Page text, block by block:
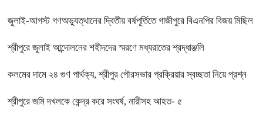
জুলাই-আগস্ট গণঅভ্যুত্থানের দ্বিতীয় বর্ষপূর্তিতে গাজীপুরে বিএনপির বিজয় মিছিল
শ্রীপুরে জুলাই আন্দোলনের শহীদদের স্মরণে মধ্যরাতের শ্রদ্ধাঞ্জলি
কলমের দামে ২৪ গুণ পার্থক্য, শ্রীপুর পৌরসভার প্রক্রিয়ার স্বচ্ছতা নিয়ে প্রশ্ন
শ্রীপুরে জমি দখলকে কেন্দ্র করে সংঘর্ষ, নারীসহ আহত- ৫